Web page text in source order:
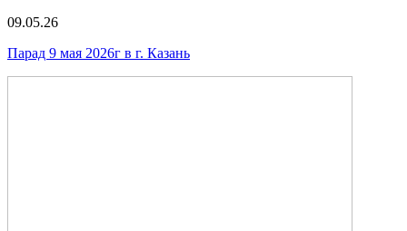
09.05.26
Парад 9 мая 2026г в г. Казань